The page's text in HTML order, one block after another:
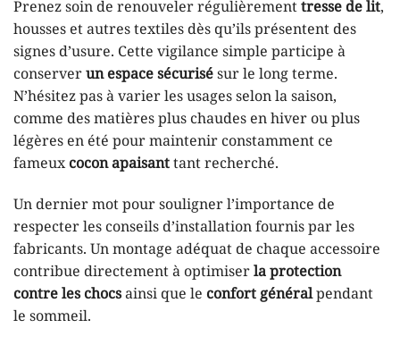
Prenez soin de renouveler régulièrementtresse de lit,
housses et autres textiles dès qu’ils présentent des
signes d’usure. Cette vigilance simple participe à
conserverun espace sécurisésur le long terme.
N’hésitez pas à varier les usages selon la saison,
comme des matières plus chaudes en hiver ou plus
légères en été pour maintenir constamment ce
fameuxcocon apaisanttant recherché.
Un dernier mot pour souligner l’importance de
respecter les conseils d’installation fournis par les
fabricants. Un montage adéquat de chaque accessoire
contribue directement à optimiserla protection
contre les chocsainsi que le confort généralpendant
le sommeil.